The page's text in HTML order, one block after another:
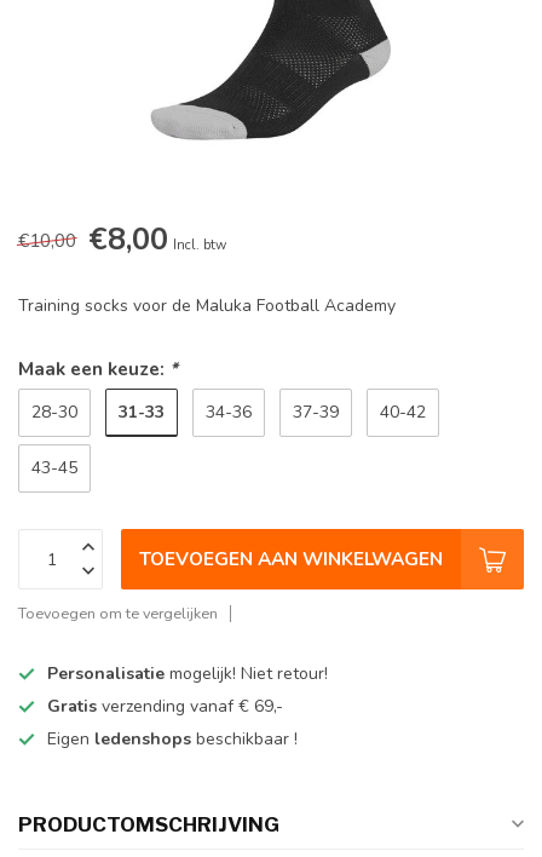
€10,00 €8,00 Incl. btw
Training socks voor de Maluka Football Academy
Maak een keuze: *
28-30 31-33 34-36 37-39 40-42
43-45
TOEVOEGEN AAN WINKELWAGEN
Toevoegen om te vergelijken
Personalisatie mogelijk! Niet retour!
Gratis verzending vanaf € 69,-
Eigen ledenshops beschikbaar !
PRODUCTOMSCHRIJVING